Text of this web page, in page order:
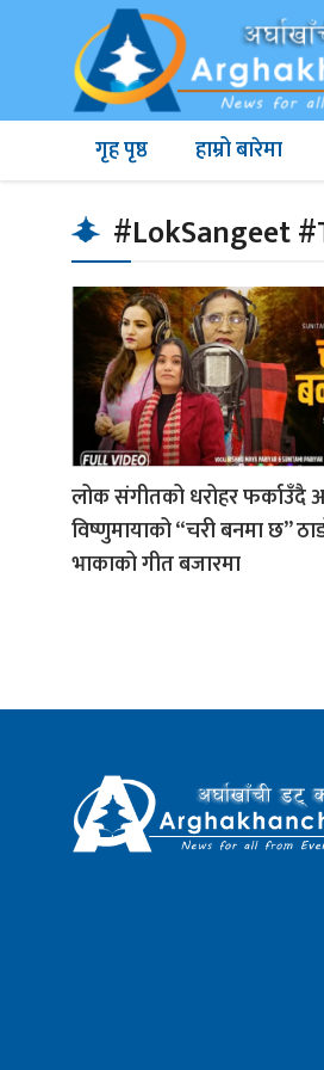
गृह पृष्ठ हाम्रो बारेमा
#LokSangeet
लोक संगीतको धरोहर फर्काउँदै
विष्णुमायाको “चरी बनमा छ”
भाकाको गीत बजारमा